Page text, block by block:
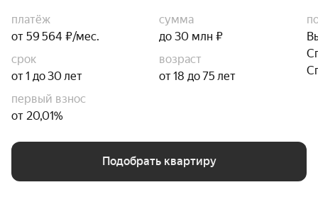
платёж
от 59 564 ₽/мес.
сумма
до 30 млн ₽
срок
от 1 до 30 лет
возраст
от 18 до 75 лет
первый взнос
от 20,01%
Подобрать квартиру